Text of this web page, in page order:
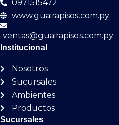
0971515472
www.guairapisos.com.py
ventas@guairapisos.com.py
Institucional
Nosotros
Sucursales
Ambientes
Productos
Sucursales